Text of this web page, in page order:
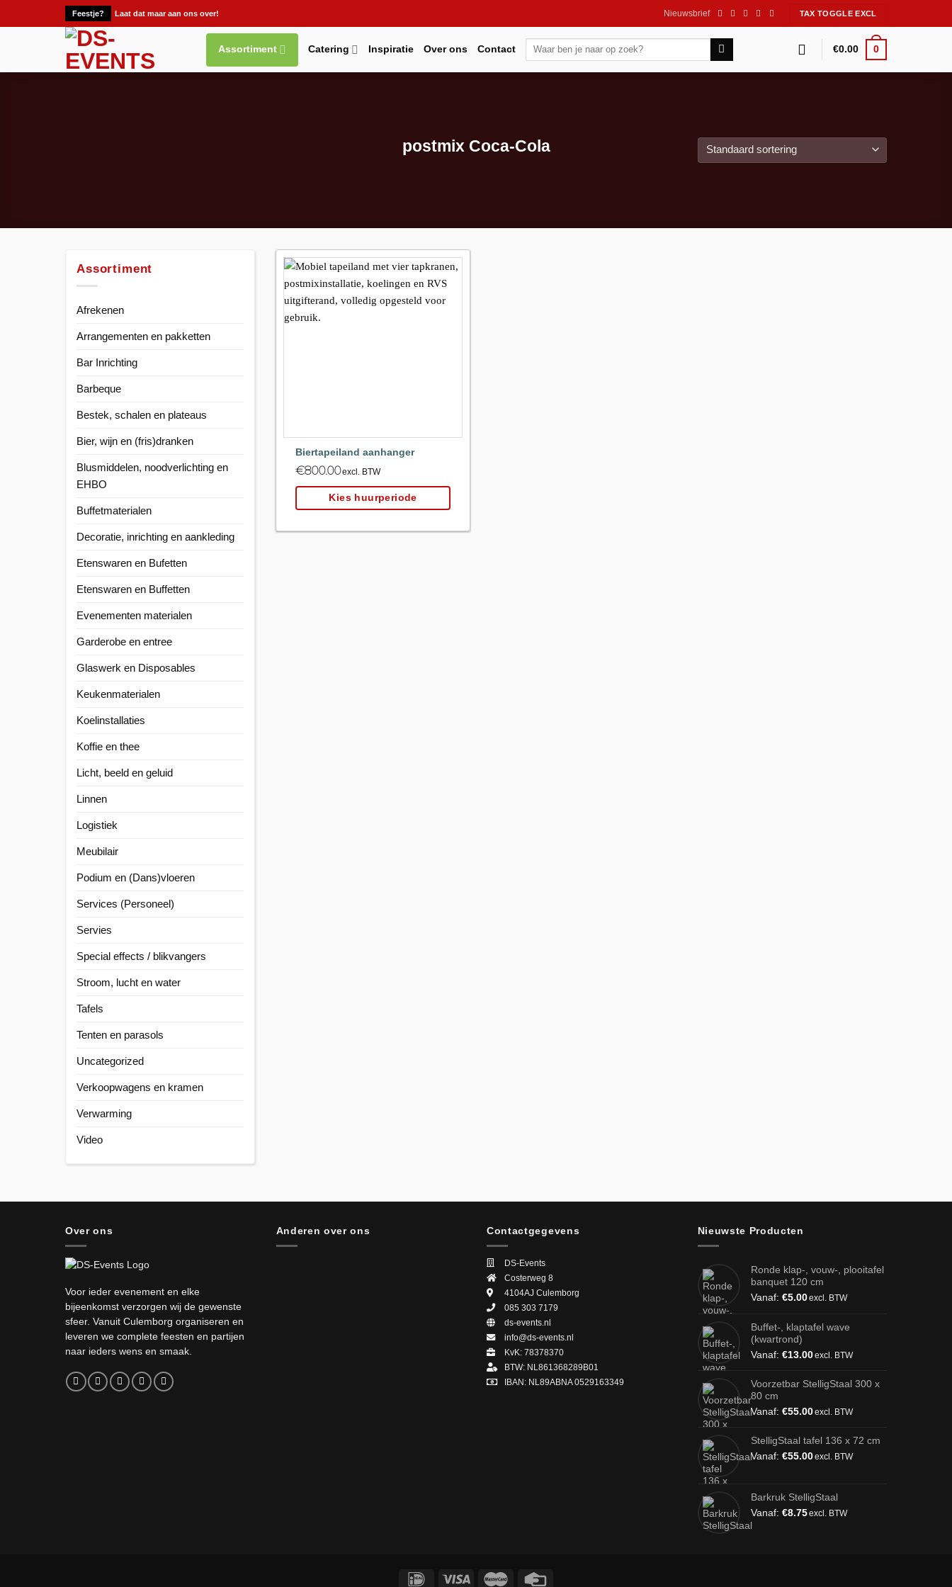
naar
Feestje? Laat dat maar aan ons over! Nieuwsbrief
Assortiment Catering Inspiratie Over ons Contact
Zoeken
€0.00 0
postmix Coca-Cola
Assortiment
Afrekenen
Arrangementen en pakketten
Bar Inrichting
Barbeque
Bestek, schalen en plateaus
Bier, wijn en (fris)dranken
Blusmiddelen, noodverlichting en
EHBO
Buffetmaterialen
Decoratie, inrichting en aankleding
Etenswaren en Bufetten
Etenswaren en Buffetten
Evenementen materialen
Garderobe en entree
Glaswerk en Disposables
Keukenmaterialen
Koelinstallaties
Koffie en thee
Licht, beeld en geluid
Linnen
Logistiek
Meubilair
Podium en (Dans)vloeren
Services (Personeel)
Servies
Special effects / blikvangers
Stroom, lucht en water
Tafels
Tenten en parasols
Uncategorized
Verkoopwagens en kramen
Verwarming
Video
Biertapeiland aanhanger
€800.00excl. BTW
Kies huurperiode
Over ons
Voor ieder evenement en elke
bijeenkomst verzorgen wij de gewenste
sfeer. Vanuit Culemborg organiseren en
leveren we complete feesten en partijen
naar ieders wens en smaak.
Anderen over ons Contactgegevens
DS-Events
Costerweg 8
4104AJ Culemborg
085 303 7179
ds-events.nl
info@ds-events.nl
KvK: 78378370
BTW: NL861368289B01
IBAN: NL89ABNA 0529163349
Nieuwste Producten
Ronde klap-, vouw-, plooitafel
banquet 120 cm
Vanaf: €5.00excl. BTW
Buffet-, klaptafel wave
(kwartrond)
Vanaf: €13.00excl. BTW
Voorzetbar StelligStaal 300 x
80 cm
Vanaf: €55.00excl. BTW
StelligStaal tafel 136 x 72 cm
Vanaf: €55.00excl. BTW
Barkruk StelligStaal
Vanaf: €8.75excl. BTW